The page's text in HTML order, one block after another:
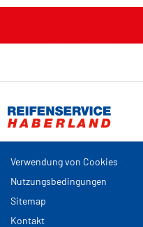
Verwendung von Cookies
Nutzungsbedingungen
Sitemap
Kontakt